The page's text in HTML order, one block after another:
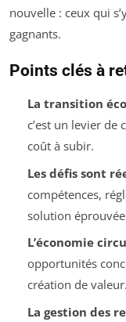
nouvelle : ceux qui
gagnants.
Points clés à
La transition
c’est un levier de
coût à subir.
Les défis sont
compétences,
solution
L’économie
opportunités
création de valeur.
La gestion des